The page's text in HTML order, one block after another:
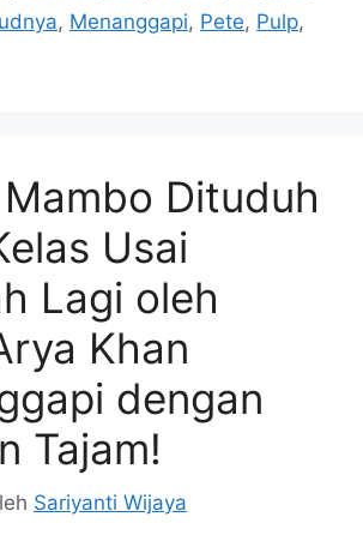
, Menanggapi, Pete, Pulp,
Dituduh
Usai
Lagi oleh
Khan
dengan
Tajam!
Sariyanti Wijaya